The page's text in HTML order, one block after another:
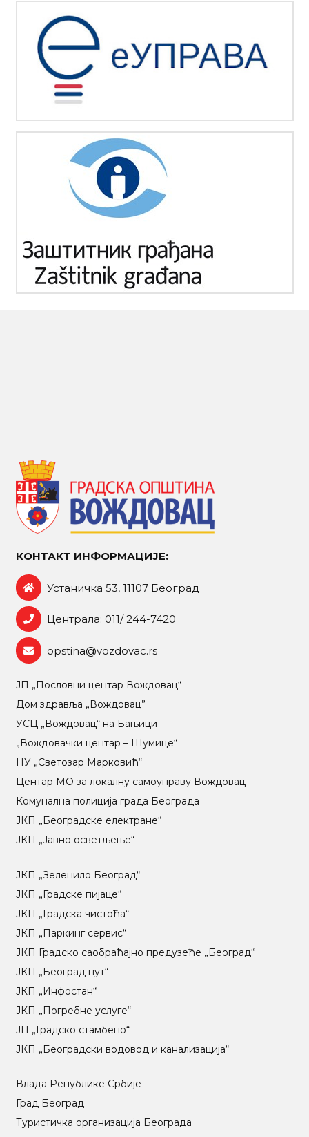
КОНТАКТ ИНФОРМАЦИЈЕ:
Устаничка 53, 11107 Београд
Централа: 011/ 244-7420
opstina@vozdovac.rs
ЈП „Пословни центар Вождовац“
Дом здравља „Вождовац”
УСЦ „Вождовац“ на Бањици
„Вождовачки центар – Шумице“
НУ „Светозар Марковић“
Центар МO за локалну самоуправу Вождовац
Комунална полиција града Београда
ЈКП „Београдске електране“
ЈКП „Јавно осветљење“
ЈКП „Зеленило Београд“
ЈКП „Градске пијаце“
ЈКП „Градска чистоћа“
ЈКП „Паркинг сервис“
ЈКП Градско саобраћајно предузеће „Београд“
ЈКП „Београд пут“
ЈКП „Инфостан“
ЈКП „Погребне услуге“
ЈП „Градско стамбено“
ЈКП „Београдски водовод и канализација“
Влада Републике Србије
Град Београд
Туристичка организација Београда